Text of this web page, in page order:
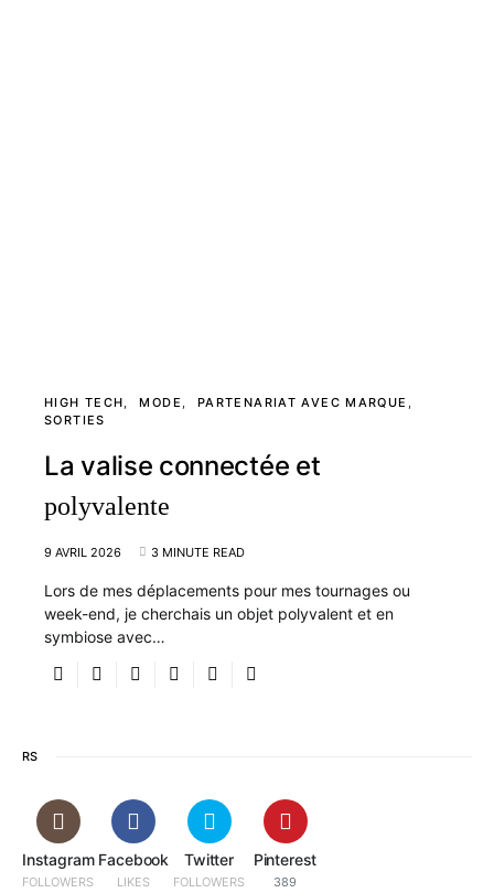
HIGH TECH MODE
PARTENARIAT AVEC MARQUE
SORTIES
La valise connectée et
polyvalente
9 AVRIL 2026 3 MINUTE READ
Lors de mes déplacements pour mes tournages ou
week-end, je cherchais un objet polyvalent et en
symbiose avec…
RS
Instagram
FOLLOWERS
Facebook
LIKES
Twitter
FOLLOWERS
Pinterest
389